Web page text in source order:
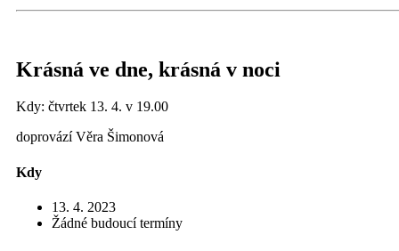
Krásná ve dne, krásná v noci
Kdy: čtvrtek 13. 4. v 19.00
doprovází Věra Šimonová
Kdy
13. 4. 2023
Žádné budoucí termíny